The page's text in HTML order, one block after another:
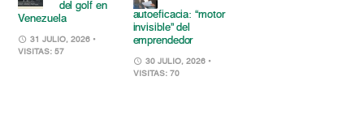
del golf en
Venezuela
31 JULIO, 2026 •
VISITAS: 57
autoeficacia: “motor
invisible” del
emprendedor
30 JULIO, 2026 •
VISITAS: 70